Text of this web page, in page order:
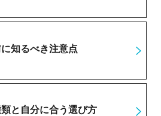
知るべき注意点
と自分に合う選び方